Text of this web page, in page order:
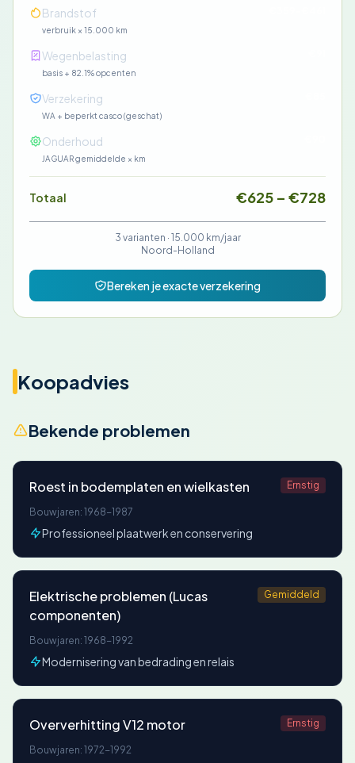
Brandstof
verbruik × 15.000 km
Wegenbelasting
basis + 82.1% opcenten
Verzekering
WA + beperkt casco (geschat)
Onderhoud
JAGUAR gemiddelde × km
Totaal €625 – €728
3 varianten · 15.000 km/jaar
Noord-Holland
Bereken je exacte verzekering
Koopadvies
Bekende problemen
Roest in bodemplaten en wielkasten Ernstig
Bouwjaren: 1968-1987
Professioneel plaatwerk en conservering
Elektrische problemen (Lucas
componenten)
Gemiddeld
Bouwjaren: 1968-1992
Modernisering van bedrading en relais
Oververhitting V12 motor Ernstig
Bouwjaren: 1972-1992